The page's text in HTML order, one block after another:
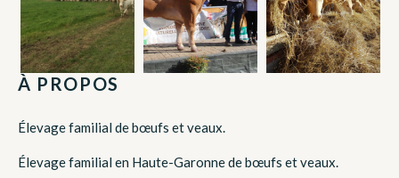
À PROPOS
Élevage familial de bœufs et veaux.
Élevage familial en Haute-Garonne de bœufs et veaux.